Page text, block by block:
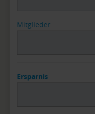
Mitglieder
Ersparnis